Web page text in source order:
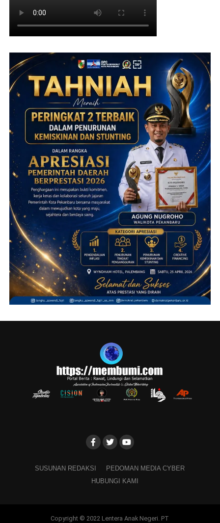
SUSUNAN REDAKSI
PEDOMAN MEDIA CYBER
HUBUNGI KAMI
Copyright © 2022 Lentera Anak Negeri. PT